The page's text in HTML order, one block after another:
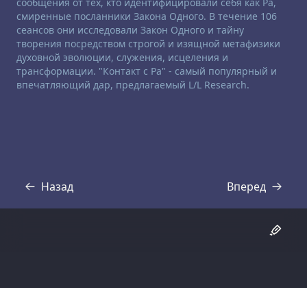
смиренные посланники Закона Одного. В течение 106
сеансов они исследовали Закон Одного и тайну
творения посредством строгой и изящной метафизики
духовной эволюции, служения, исцеления и
трансформации. "Контакт с Ра" - самый популярный и
впечатляющий дар, предлагаемый L/L Research.
Назад
Стенограмма Вперед
Стенограмма